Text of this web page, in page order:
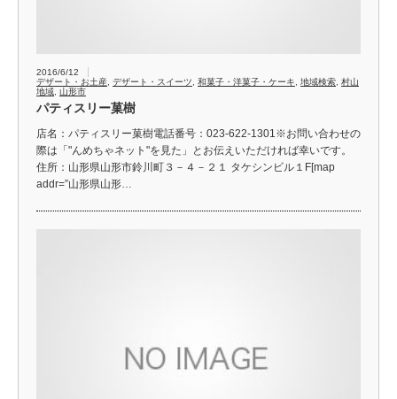
2016/6/12
デザート・お土産 デザート・スイーツ 和菓子・洋菓子・ケーキ 地域検索 村山
地域 山形市
パティスリー菓樹
店名：パティスリー菓樹電話番号：023-622-1301※お問い合わせの
際は「"んめちゃネット"を見た」とお伝えいただければ幸いです。
住所：山形県山形市鈴川町３－４－２１ タケシンビル１F[map
addr=”山形県山形…